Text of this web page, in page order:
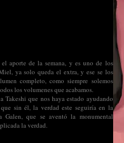
aporte de la semana, y es uno de los
ya solo queda el extra, y ese se los
completo, como siempre solemos
los volumenes que acabamos.
Takeshi que nos haya estado ayudando
sin él, la verdad este seguiría en la
Galen, que se aventó la monumental
la verdad.